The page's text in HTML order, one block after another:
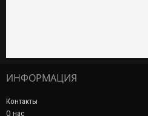
ИНФОРМАЦИЯ
Контакты
О нас